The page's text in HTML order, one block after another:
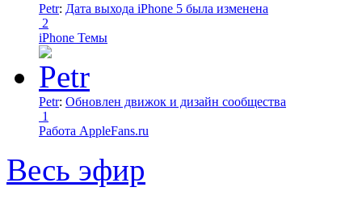
Petr: Дата выхода iPhone 5 была изменена
2
iPhone Темы
Petr: Обновлен движок и дизайн сообщества
1
Работа AppleFans.ru
Весь эфир